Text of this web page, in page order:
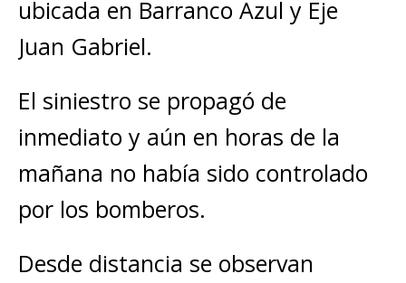
ubicada en Barranco Azul y Eje
Juan Gabriel.
El siniestro se propagó de
inmediato y aún en horas de la
mañana no había sido controlado
por los bomberos.
Desde distancia se observan